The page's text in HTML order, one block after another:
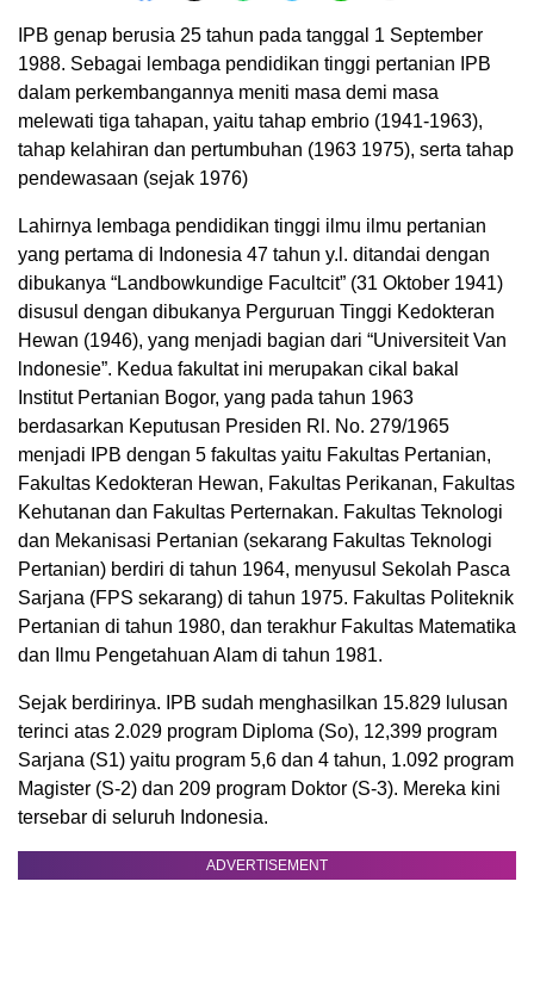
IPB genap berusia 25 tahun pada tanggal 1 September
1988. Sebagai lembaga pendidikan tinggi pertanian IPB
dalam perkembangannya meniti masa demi masa
melewati tiga tahapan, yaitu tahap embrio (1941-1963),
tahap kelahiran dan pertumbuhan (1963 1975), serta tahap
pendewasaan (sejak 1976)
Lahirnya lembaga pendidikan tinggi ilmu ilmu pertanian
yang pertama di Indonesia 47 tahun y.l. ditandai dengan
dibukanya “Landbowkundige Facultcit” (31 Oktober 1941)
disusul dengan dibukanya Perguruan Tinggi Kedokteran
Hewan (1946), yang menjadi bagian dari “Universiteit Van
lndonesie”. Kedua fakultat ini merupakan cikal bakal
Institut Pertanian Bogor, yang pada tahun 1963
berdasarkan Keputusan Presiden Rl. No. 279/1965
menjadi IPB dengan 5 fakultas yaitu Fakultas Pertanian,
Fakultas Kedokteran Hewan, Fakultas Perikanan, Fakultas
Kehutanan dan Fakultas Perternakan. Fakultas Teknologi
dan Mekanisasi Pertanian (sekarang Fakultas Teknologi
Pertanian) berdiri di tahun 1964, menyusul Sekolah Pasca
Sarjana (FPS sekarang) di tahun 1975. Fakultas Politeknik
Pertanian di tahun 1980, dan terakhur Fakultas Matematika
dan Ilmu Pengetahuan Alam di tahun 1981.
Sejak berdirinya. IPB sudah menghasilkan 15.829 lulusan
terinci atas 2.029 program Diploma (So), 12,399 program
Sarjana (S1) yaitu program 5,6 dan 4 tahun, 1.092 program
Magister (S-2) dan 209 program Doktor (S-3). Mereka kini
tersebar di seluruh Indonesia.
ADVERTISEMENT